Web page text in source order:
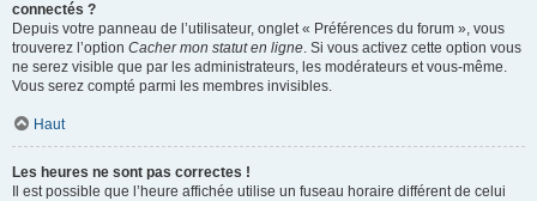
connectés ?
Depuis votre panneau de l’utilisateur, onglet « Préférences du forum », vous
trouverez l’option Cacher mon statut en ligne. Si vous activez cette option vous
ne serez visible que par les administrateurs, les modérateurs et vous-même.
Vous serez compté parmi les membres invisibles.
Haut
Les heures ne sont pas correctes !
Il est possible que l’heure affichée utilise un fuseau horaire différent de celui